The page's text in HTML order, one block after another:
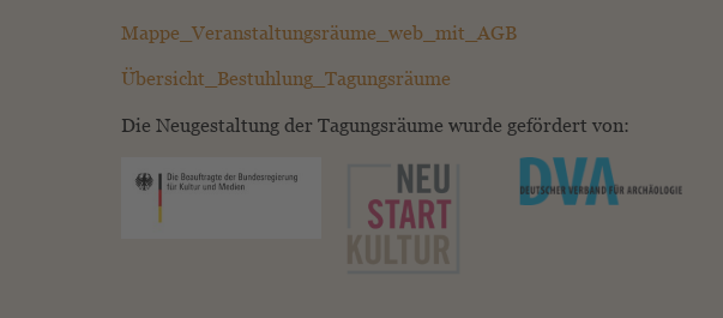
Mappe_Veranstaltungsräume_web_mit_AGB
Übersicht_Bestuhlung_Tagungsräume
Die Neugestaltung der Tagungsräume wurde gefördert von: